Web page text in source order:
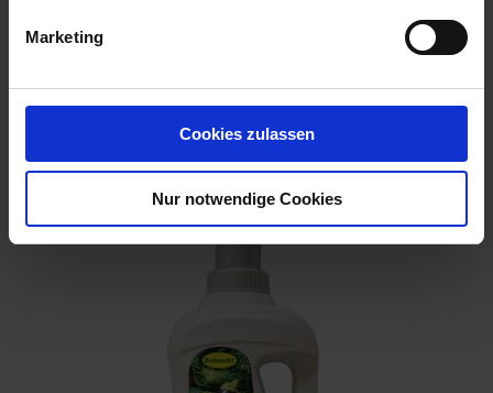
Marketing
Cookies zulassen
Nur notwendige Cookies
TeePad Rainfarn & Wermut 10 Stück
Artikel-Nr.: 7000905-01